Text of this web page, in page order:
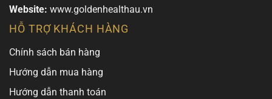
Website: www.goldenhealthau.vn
HỖ TRỢ KHÁCH HÀNG
Chính sách bán hàng
Hướng dẫn mua hàng
Hướng dẫn thanh toán